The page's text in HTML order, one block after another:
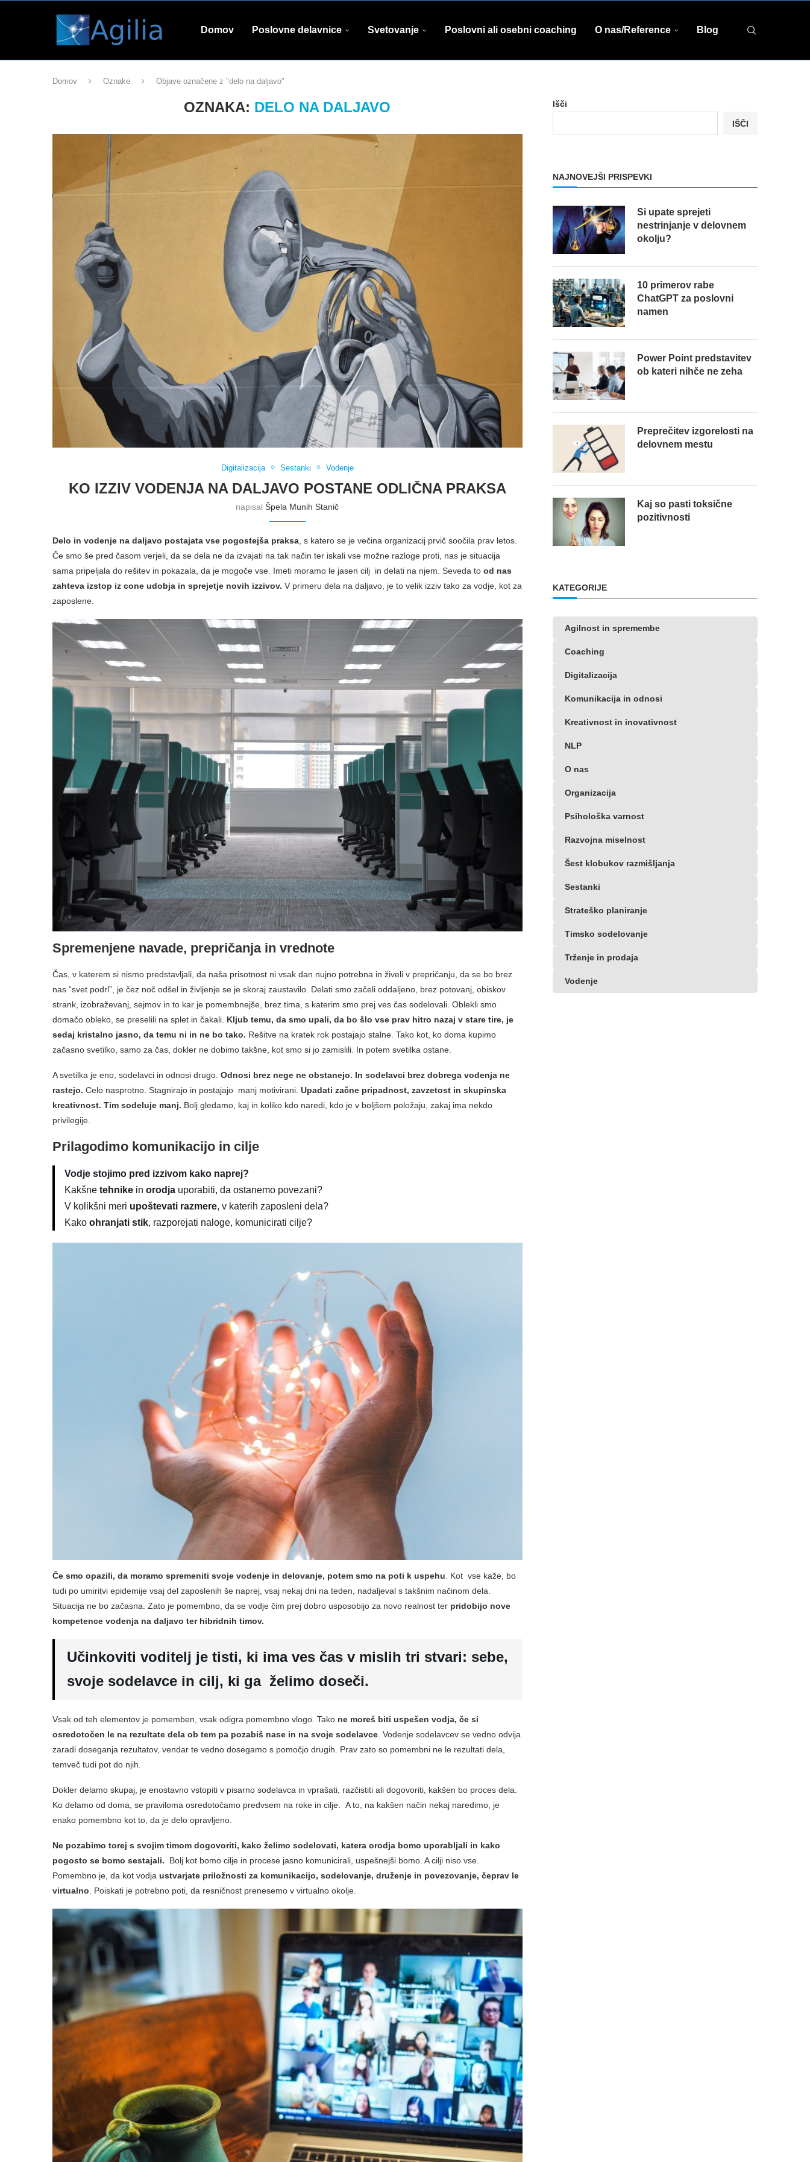
Domov Poslovne delavnice Svetovanje Poslovni ali osebni coaching O nas/Reference Blog
Domov Oznake Objave označene z "delo na daljavo"
OZNAKA: DELO NA DALJAVO
Digitalizacija Sestanki Vodenje
KO IZZIV VODENJA NA DALJAVO POSTANE ODLIČNA PRAKSA
napisalŠpela Munih Stanič
Delo in vodenje na daljavo postajata vse pogostejša praksa , s katero se je večina organizacij prvič soočila prav letos.
Če smo še pred časom verjeli, da se dela ne da izvajati na tak način ter iskali vse možne razloge proti, nas je situacija
sama pripeljala do rešitev in pokazala, da je mogoče vse. Imeti moramo le jasen cilj in delati na njem. Seveda to od nas
zahteva izstop iz cone udobja in sprejetje novih izzivov. V primeru dela na daljavo, je to velik izziv tako za vodje, kot za
zaposlene.
Spremenjene navade, prepričanja in vrednote
Čas, v katerem si nismo predstavljali, da naša prisotnost ni vsak dan nujno potrebna in živeli v prepričanju, da se bo brez
nas “svet podrl”, je čez noč odšel in življenje se je skoraj zaustavilo. Delati smo začeli oddaljeno, brez potovanj, obiskov
strank, izobraževanj, sejmov in to kar je pomembnejše, brez tima, s katerim smo prej ves čas sodelovali. Oblekli smo
domačo obleko, se preselili na splet in čakali. Kljub temu, da smo upali, da bo šlo vse prav hitro nazaj v stare tire, je
sedaj kristalno jasno, da temu ni in ne bo tako. Rešitve na kratek rok postajajo stalne. Tako kot, ko doma kupimo
začasno svetilko, samo za čas, dokler ne dobimo takšne, kot smo si jo zamislili. In potem svetilka ostane.
A svetilka je eno, sodelavci in odnosi drugo. Odnosi brez nege ne obstanejo. In sodelavci brez dobrega vodenja ne
rastejo. Celo nasprotno. Stagnirajo in postajajo manj motivirani. Upadati začne pripadnost, zavzetost in skupinska
kreativnost. Tim sodeluje manj. Bolj gledamo, kaj in koliko kdo naredi, kdo je v boljšem položaju, zakaj ima nekdo
privilegije.
Prilagodimo komunikacijo in cilje
Vodje stojimo pred izzivom kako naprej?
Kakšne tehnike in orodja uporabiti, da ostanemo povezani?
V kolikšni meri upoštevati razmere, v katerih zaposleni dela?
Kako ohranjati stik, razporejati naloge, komunicirati cilje?
Če smo opazili, da moramo spremeniti svoje vodenje in delovanje, potem smo na poti k uspehu. Kot vse kaže, bo
tudi po umiritvi epidemije vsaj del zaposlenih še naprej, vsaj nekaj dni na teden, nadaljeval s takšnim načinom dela.
Situacija ne bo začasna. Zato je pomembno, da se vodje čim prej dobro usposobijo za novo realnost ter pridobijo nove
kompetence vodenja na daljavo ter hibridnih timov.
Učinkoviti voditelj je tisti, ki ima ves čas v mislih tri stvari: sebe,
svoje sodelavce in cilj, ki ga želimo doseči.
Vsak od teh elementov je pomemben, vsak odigra pomembno vlogo. Tako ne moreš biti uspešen vodja, če si
osredotočen le na rezultate dela ob tem pa pozabiš nase in na svoje sodelavce. Vodenje sodelavcev se vedno odvija
zaradi doseganja rezultatov, vendar te vedno dosegamo s pomočjo drugih. Prav zato so pomembni ne le rezultati dela,
temveč tudi pot do njih.
Dokler delamo skupaj, je enostavno vstopiti v pisarno sodelavca in vprašati, razčistiti ali dogovoriti, kakšen bo proces dela.
Ko delamo od doma, se praviloma osredotočamo predvsem na roke in cilje. A to, na kakšen način nekaj naredimo, je
enako pomembno kot to, da je delo opravljeno.
Ne pozabimo torej s svojim timom dogovoriti, kako želimo sodelovati, katera orodja bomo uporabljali in kako
pogosto se bomo sestajali. Bolj kot bomo cilje in procese jasno komunicirali, uspešnejši bomo. A cilji niso vse.
Pomembno je, da kot vodja ustvarjate priložnosti za komunikacijo, sodelovanje, druženje in povezovanje, čeprav le
virtualno. Poiskati je potrebno poti, da resničnost prenesemo v virtualno okolje.
Išči
IŠČI
NAJNOVEJŠI PRISPEVKI
Si upate sprejeti
nestrinjanje v delovnem
okolju?
10 primerov rabe
ChatGPT za poslovni
namen
Power Point predstavitev
ob kateri nihče ne zeha
Preprečitev izgorelosti na
delovnem mestu
Kaj so pasti toksične
pozitivnosti
KATEGORIJE
Agilnost in spremembe
Coaching
Digitalizacija
Komunikacija in odnosi
Kreativnost in inovativnost
NLP
O nas
Organizacija
Psihološka varnost
Razvojna miselnost
Šest klobukov razmišljanja
Sestanki
Strateško planiranje
Timsko sodelovanje
Trženje in prodaja
Vodenje